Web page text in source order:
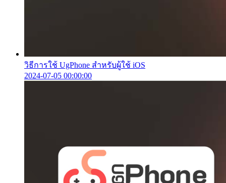
วิธีการใช้ UgPhone สำหรับผู้ใช้ iOS
2024-07-05 00:00:00